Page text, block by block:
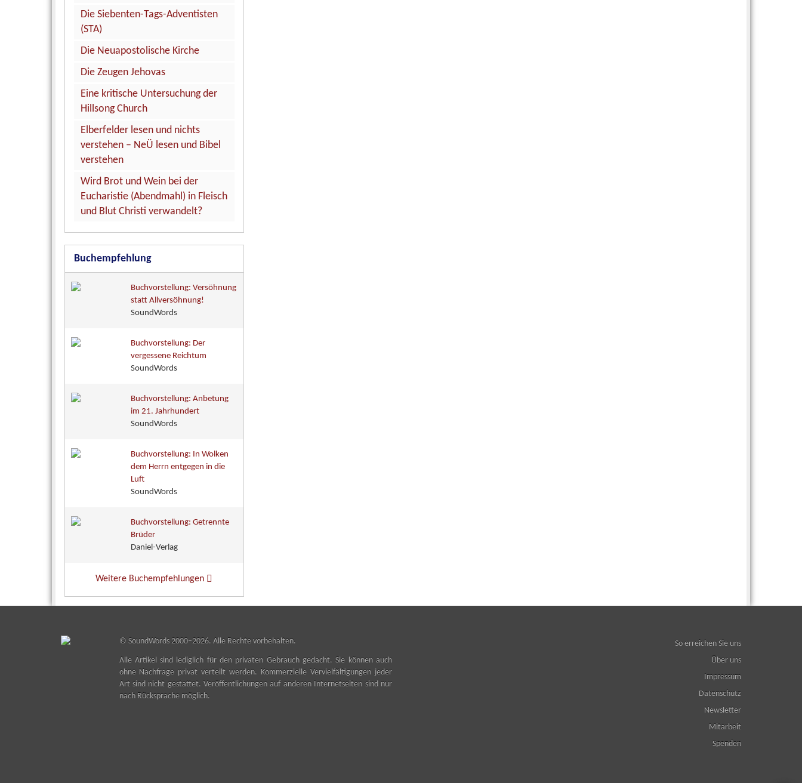
Die Siebenten-Tags-Adventisten
(STA)
Die Neuapostolische Kirche
Die Zeugen Jehovas
Eine kritische Untersuchung der
Hillsong Church
Elberfelder lesen und nichts
verstehen – NeÜ lesen und Bibel
verstehen
Wird Brot und Wein bei der
Eucharistie (Abendmahl) in Fleisch
und Blut Christi verwandelt?
Buchempfehlung
Buchvorstellung: Versöhnung
statt Allversöhnung!
SoundWords
Buchvorstellung: Der
vergessene Reichtum
SoundWords
Buchvorstellung: Anbetung
im 21. Jahrhundert
SoundWords
Buchvorstellung: In Wolken
dem Herrn entgegen in die
Luft
SoundWords
Buchvorstellung: Getrennte
Brüder
Daniel-Verlag
Weitere Buchempfehlungen
© SoundWords2000–2026. Alle Rechte vorbehalten.
Alle Artikel sind lediglich für den privaten Gebrauch gedacht. Sie können auch
ohne Nachfrage privat verteilt werden. Kommerzielle Vervielfältigungen jeder
Art sind nicht gestattet. Veröffentlichungen auf anderen Internetseiten sind nur
nach Rücksprache möglich.
So erreichen Sie uns
Über uns
Impressum
Datenschutz
Newsletter
Mitarbeit
Spenden